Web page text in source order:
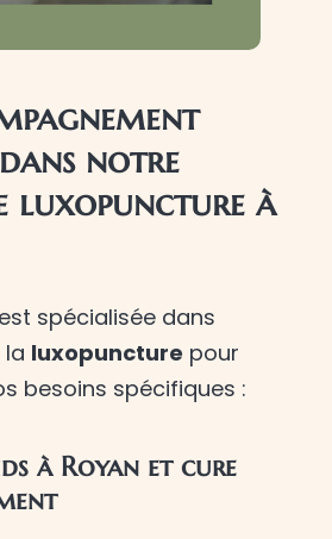
notre
luxopuncture à
spécialisée dans
la luxopuncture pour
besoins spécifiques :
à Royan et cure